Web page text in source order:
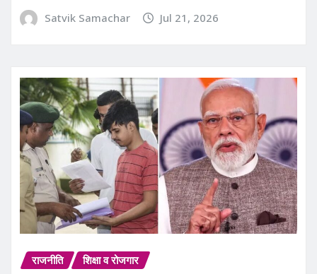
Satvik Samachar Jul 21, 2026
राजनीति शिक्षा व रोजगार